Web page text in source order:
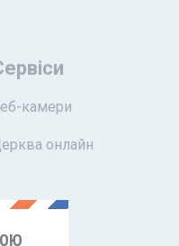
камери
онлайн